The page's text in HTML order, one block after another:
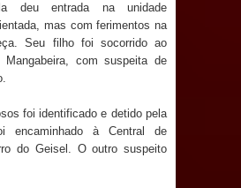
de Sapé promove
Julho Neon com ações de
Brandão: gestão municipal
pagamento do mês de julho
deu entrada na unidade
mas com ferimentos na
Seu filho foi socorrido ao
Mangabeira, com suspeita de
foi identificado e detido pela
encaminhado à Central de
do Geisel. O outro suspeito